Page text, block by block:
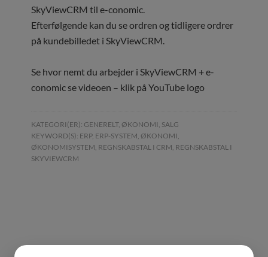
SkyViewCRM til e-conomic.
Efterfølgende kan du se ordren og tidligere ordrer
på kundebilledet i SkyViewCRM.
Se hvor nemt du arbejder i SkyViewCRM + e-
conomic se videoen – klik på YouTube logo
KATEGORI(ER): GENERELT, ØKONOMI , SALG
KEYWORD(S): ERP, ERP-SYSTEM, ØKONOMI ,
ØKONOMISYSTEM, REGNSKABSTAL I CRM, REGNSKABSTAL I
SKYVIEWCRM
SENESTE INDLÆG